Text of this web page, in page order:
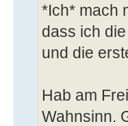
*Ich* mach
dass ich
und die
Hab am
Wahnsinn.